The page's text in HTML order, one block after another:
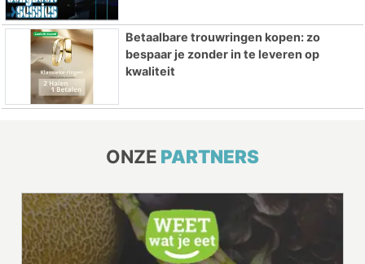
Betaalbare trouwringen kopen: zo
bespaar je zonder in te leveren op
kwaliteit
ONZE PARTNERS